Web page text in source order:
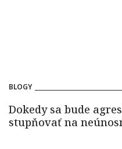
BLOGY